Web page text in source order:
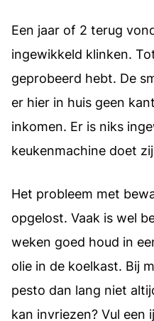
Een jaar of 2 terug
ingewikkeld klinken.
geprobeerd hebt. De
er hier in huis geen
inkomen. Er is niks
keukenmachine doet
Het probleem met
opgelost. Vaak is wel
weken goed houd in
olie in de koelkast. Bij
pesto dan lang niet
kan invriezen? Vul een